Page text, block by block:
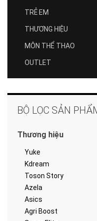
TRẺ EM
THƯƠNG HIỆU
MÔN THỂ THAO
OUTLET
BỘ LỌC SẢN
Thương hiệu
Yuke
Kdream
Toson Story
Azela
Asics
Agri Boost